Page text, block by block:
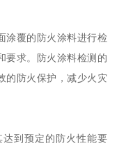
涂覆的防火涂料进行检
要求。防火涂料检测的
的防火保护，减少火灾
到预定的防火性能要